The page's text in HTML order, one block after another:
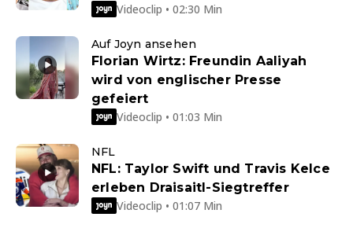
Videoclip • 02:30 Min
Auf Joyn ansehen
Florian Wirtz: Freundin Aaliyah
wird von englischer Presse
gefeiert
Videoclip • 01:03 Min
NFL
NFL: Taylor Swift und Travis Kelce
erleben Draisaitl-Siegtreffer
Videoclip • 01:07 Min